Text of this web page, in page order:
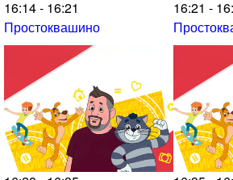
16:14 - 16:21
Простоквашино
16:21 -